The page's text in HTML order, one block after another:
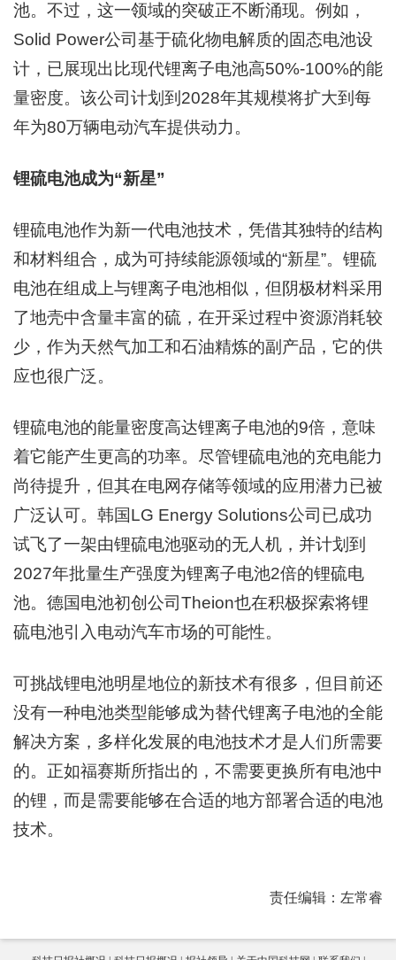
池。不过，这一领域的突破正不断涌现。例如，
Solid Power公司基于硫化物电解质的固态电池设
计，已展现出比现代锂离子电池高50%-100%的能
量密度。该公司计划到2028年其规模将扩大到每
年为80万辆电动汽车提供动力。
锂硫电池成为“新星”
锂硫电池作为新一代电池技术，凭借其独特的结构
和材料组合，成为可持续能源领域的“新星”。锂硫
电池在组成上与锂离子电池相似，但阴极材料采用
了地壳中含量丰富的硫，在开采过程中资源消耗较
少，作为天然气加工和石油精炼的副产品，它的供
应也很广泛。
锂硫电池的能量密度高达锂离子电池的9倍，意味
着它能产生更高的功率。尽管锂硫电池的充电能力
尚待提升，但其在电网存储等领域的应用潜力已被
广泛认可。韩国LG Energy Solutions公司已成功
试飞了一架由锂硫电池驱动的无人机，并计划到
2027年批量生产强度为锂离子电池2倍的锂硫电
池。德国电池初创公司Theion也在积极探索将锂
硫电池引入电动汽车市场的可能性。
可挑战锂电池明星地位的新技术有很多，但目前还
没有一种电池类型能够成为替代锂离子电池的全能
解决方案，多样化发展的电池技术才是人们所需要
的。正如福赛斯所指出的，不需要更换所有电池中
的锂，而是需要能够在合适的地方部署合适的电池
技术。
责任编辑：左常睿